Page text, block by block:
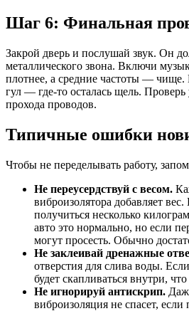
Шаг 6: Финальная
Закрой дверь и послушай звук. Он
металлического звона. Включи
плотнее, а средние частоты —
гул — где-то осталась щель.
прохода проводов.
Типичные ошибки
Чтобы не переделывать работу,
Не переусердствуй с весом.
виброизолятора добавляет
получиться несколько
авто это нормально, но если
могут просесть. Обычно
Не заклеивай дренажные
отверстия для слива воды.
будет скапливаться внутри,
Не игнорируй антискрип.
виброизоляция не спасет, если